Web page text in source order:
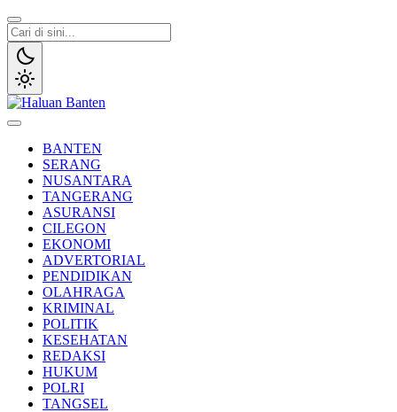
Lewati
ke
konten
BANTEN
SERANG
NUSANTARA
TANGERANG
ASURANSI
CILEGON
EKONOMI
ADVERTORIAL
PENDIDIKAN
OLAHRAGA
KRIMINAL
POLITIK
KESEHATAN
REDAKSI
HUKUM
POLRI
TANGSEL